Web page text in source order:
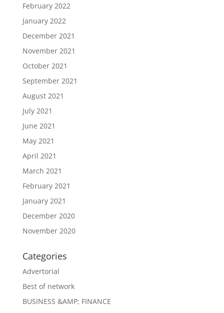
February 2022
January 2022
December 2021
November 2021
October 2021
September 2021
August 2021
July 2021
June 2021
May 2021
April 2021
March 2021
February 2021
January 2021
December 2020
November 2020
Categories
Advertorial
Best of network
BUSINESS &AMP; FINANCE